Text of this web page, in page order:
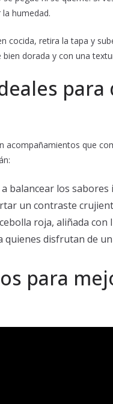
humedad.
cocida, retira la tapa y
dorada y con una
acompañamientos que
balancear los sabores
un contraste
roja, aliñada con
quienes disfrutan de
para